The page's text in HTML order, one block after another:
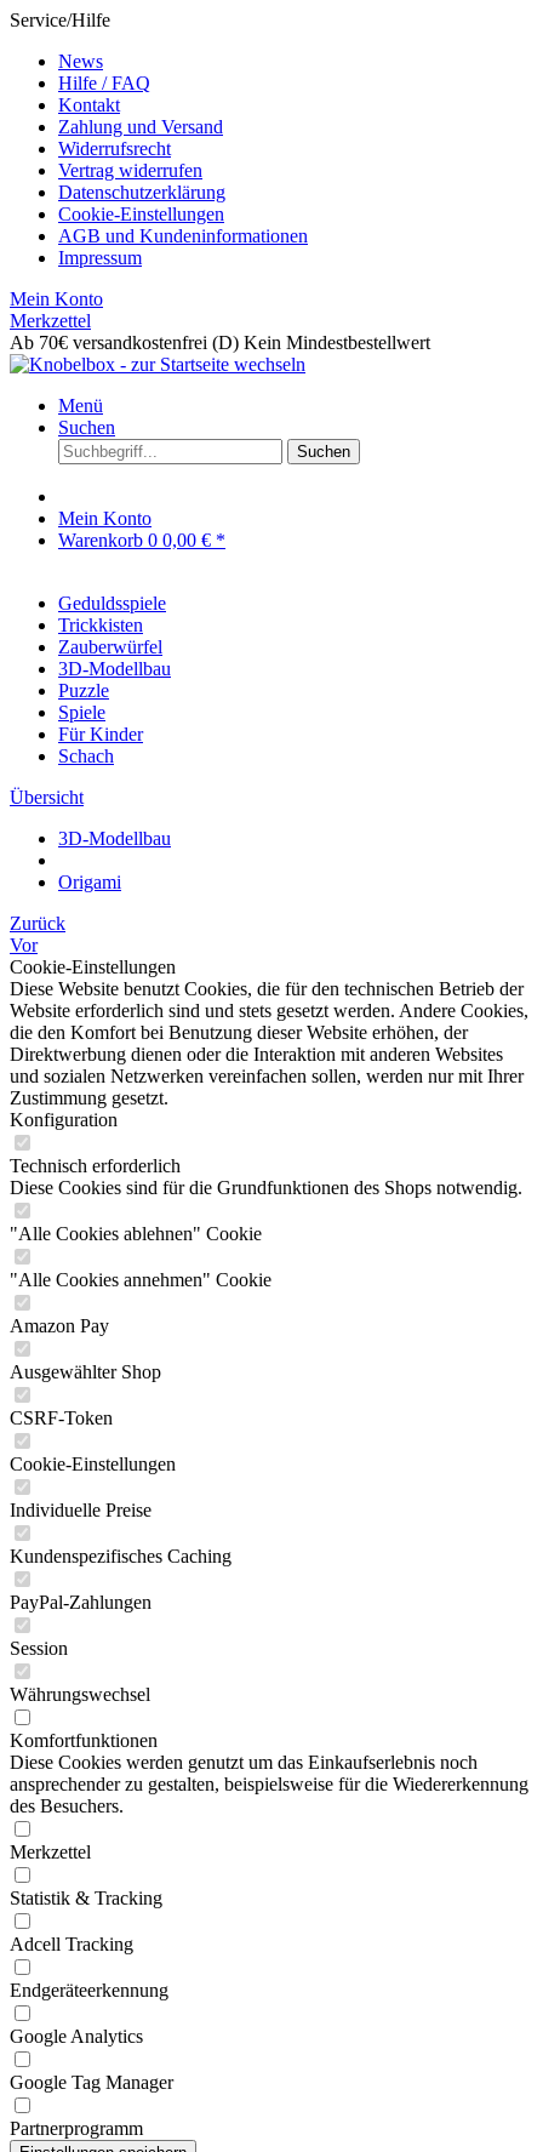
Service/Hilfe
News
Hilfe / FAQ
Kontakt
Zahlung und Versand
Widerrufsrecht
Vertrag widerrufen
Datenschutzerklärung
Cookie-Einstellungen
AGB und Kundeninformationen
Impressum
Mein Konto
Merkzettel
Ab 70€ versandkostenfrei (D) Kein Mindestbestellwert
Menü
Suchen
Suchen
Mein Konto
Warenkorb 0 0,00 € *
Geduldsspiele
Trickkisten
Zauberwürfel
3D-Modellbau
Puzzle
Spiele
Für Kinder
Schach
Übersicht
3D-Modellbau
Origami
Zurück
Vor
Cookie-Einstellungen
Diese Website benutzt Cookies, die für den technischen Betrieb der
Website erforderlich sind und stets gesetzt werden. Andere Cookies,
die den Komfort bei Benutzung dieser Website erhöhen, der
Direktwerbung dienen oder die Interaktion mit anderen Websites
und sozialen Netzwerken vereinfachen sollen, werden nur mit Ihrer
Zustimmung gesetzt.
Konfiguration
Technisch erforderlich
Diese Cookies sind für die Grundfunktionen des Shops notwendig.
"Alle Cookies ablehnen" Cookie
"Alle Cookies annehmen" Cookie
Amazon Pay
Ausgewählter Shop
CSRF-Token
Cookie-Einstellungen
Individuelle Preise
Kundenspezifisches Caching
PayPal-Zahlungen
Session
Währungswechsel
Komfortfunktionen
Diese Cookies werden genutzt um das Einkaufserlebnis noch
ansprechender zu gestalten, beispielsweise für die Wiedererkennung
des Besuchers.
Merkzettel
Statistik & Tracking
Adcell Tracking
Endgeräteerkennung
Google Analytics
Google Tag Manager
Partnerprogramm